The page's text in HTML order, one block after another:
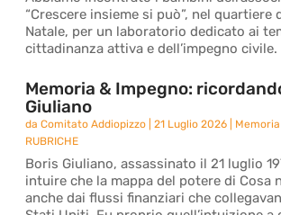
“Crescere insieme si può”, nel quartiere
Natale, per un laboratorio dedicato ai
cittadinanza attiva e dell’impegno civile.
Memoria & Impegno:
Giuliano
daComitato Addiopizzo |21 Luglio 2026
RUBRICHE
Boris Giuliano, assassinato il 21 luglio
intuire che la mappa del potere di Cosa
anche dai flussi finanziari che